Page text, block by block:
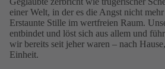
einer Welt, in der es die Angst nicht
Erstaunte Stille im wertfreien Raum.
entbindet und löst sich aus allem und
wir bereits seit jeher waren – nach
Einheit.